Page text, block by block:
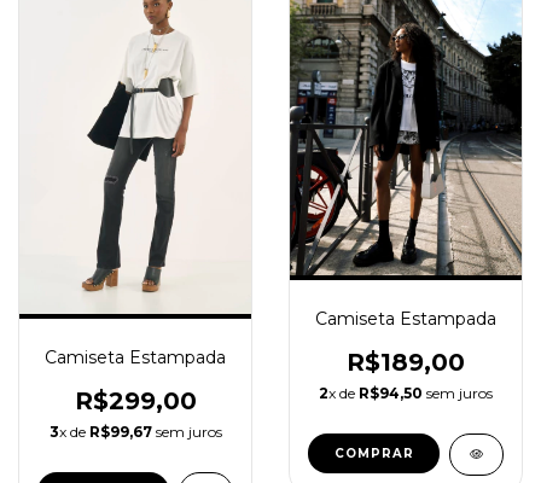
Camiseta Estampada
R$299,00
3x de R$99,67sem juros
Camiseta Estampada
R$189,00
2x de R$94,50 sem juros
COMPRAR